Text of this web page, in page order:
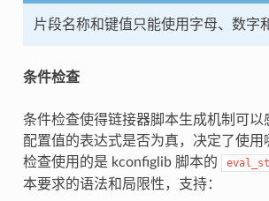
片段名称和键值只能使用字母、数字
条件检查
条件检查使得链接器脚本生成机制可以
配置值的表达式是否为真，决定了使用
检查使用的是 kconfiglib 脚本的
本要求的语法和局限性，支持：